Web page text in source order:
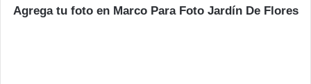
Agrega tu foto en Marco Para Foto Jardín De Flores